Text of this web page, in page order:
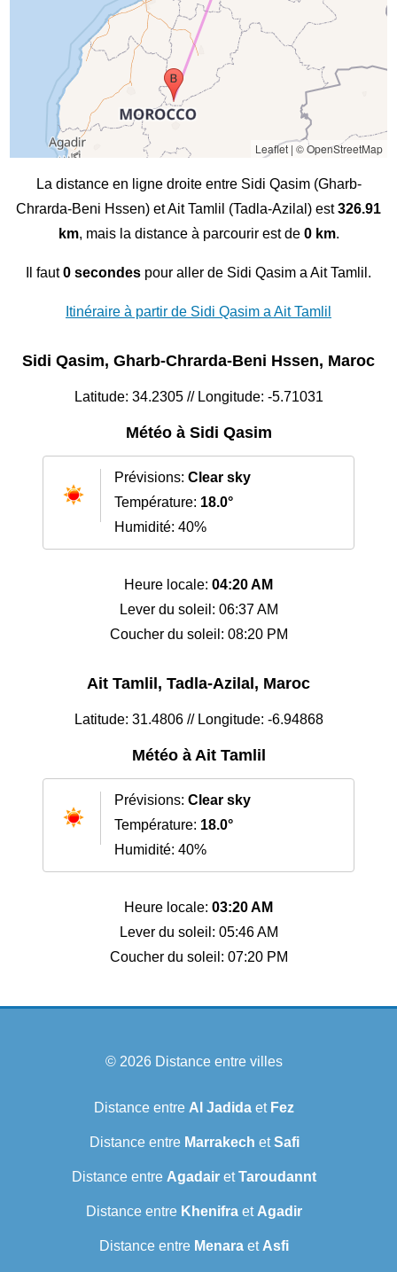
Leaflet| © OpenStreetMap
La distance en ligne droite entre Sidi Qasim (Gharb-
Chrarda-Beni Hssen) et Ait Tamlil (Tadla-Azilal) est326.91
km, mais la distance à parcourir est de 0 km.
Il faut0 secondes pour aller de Sidi Qasim a Ait Tamlil.
Itinéraire à partir de Sidi Qasim a Ait Tamlil
Sidi Qasim, Gharb-Chrarda-Beni Hssen, Maroc
Latitude: 34.2305 // Longitude: -5.71031
Météo à Sidi Qasim
Prévisions: Clear sky
Température: 18.0°
Humidité: 40%
Heure locale: 04:20 AM
Lever du soleil: 06:37 AM
Coucher du soleil: 08:20 PM
Ait Tamlil, Tadla-Azilal, Maroc
Latitude: 31.4806 // Longitude: -6.94868
Météo à Ait Tamlil
Prévisions: Clear sky
Température: 18.0°
Humidité: 40%
Heure locale: 03:20 AM
Lever du soleil: 05:46 AM
Coucher du soleil: 07:20 PM
© 2026 Distance entre villes
Distance entre Al Jadida et Fez
Distance entre Marrakech etSafi
Distance entre Agadair etTaroudannt
Distance entre Khenifra et Agadir
Distance entre Menara et Asfi